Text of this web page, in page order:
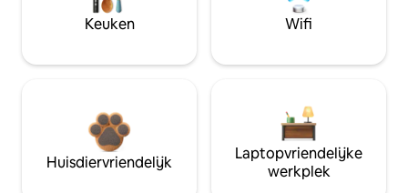
Keuken Wifi
Huisdiervriendelijk
Laptopvriendelijke
werkplek